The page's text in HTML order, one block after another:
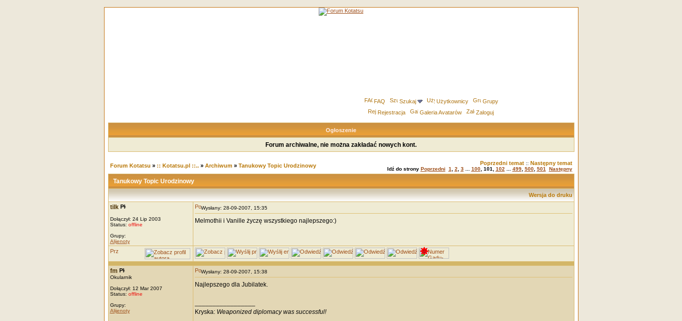
FAQ Szukaj Użytkownicy
Grupy
Rejestracja
Galeria Avatarów Zaloguj
Ogłoszenie
Forum archiwalne, nie można zakładać nowych kont.
Forum Kotatsu » :: Kotatsu.pl ::..» Archiwum» Tanukowy Topic Urodzinowy Poprzedni temat:: Następny temat
Idź do strony Poprzedni 1 2 3... 100, 101 102 499, 500, 501 Następny
Tanukowy Topic Urodzinowy
Wersja do druku
tilk
Dołączył: 24 Lip 2003
Status: offline
Grupy:
Alijenoty
Wysłany: 28-09-2007, 15:35
Melmothii i Vanille życzę wszystkiego najlepszego:)
fm
Okularnik
Dołączył: 12 Mar 2007
Status: offline
Grupy:
Alijenoty
Wysłany: 28-09-2007, 15:38
Najlepszego dla Jubilatek.
Kryska: Weaponized diplomacy was successful!